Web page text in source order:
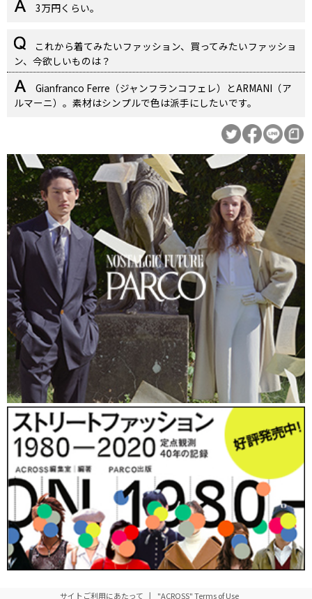
3万円くらい。
これから着てみたいファッション、買ってみたいファッショ
ン、今欲しいものは？
Gianfranco Ferre（ジャンフランコフェレ）とARMANI（ア
ルマーニ）。素材はシンプルで色は派手にしたいです。
サイトご利用にあたって "ACROSS" Terms of Use